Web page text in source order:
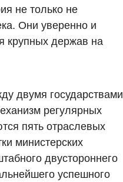
не только не
Они уверенно и
крупных держав на
двумя государствами
регулярных
пять отраслевых
министерских
двустороннего
успешного